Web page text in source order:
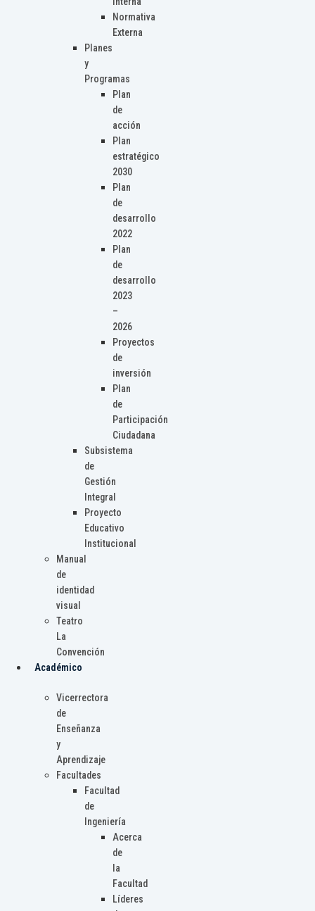
Normativa
Externa
Planes
y
Programas
Plan
de
acción
Plan
estratégico
2030
Plan
de
desarrollo
2022
Plan
de
desarrollo
2023
–
2026
Proyectos
de
inversión
Plan
de
Participación
Ciudadana
Subsistema
de
Gestión
Integral
Proyecto
Educativo
Institucional
Manual
de
identidad
visual
Teatro
La
Convención
Académico
Vicerrectora
de
Enseñanza
y
Aprendizaje
Facultades
Facultad
de
Ingeniería
Acerca
de
la
Facultad
Líderes